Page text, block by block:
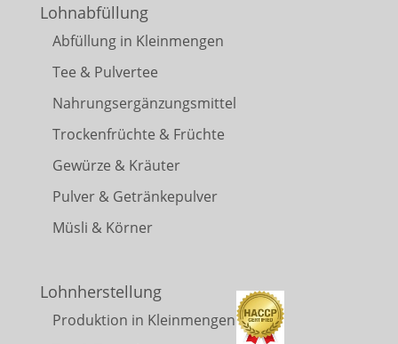
Lohnabfüllung
Abfüllung in Kleinmengen
Tee & Pulvertee
Nahrungsergänzungsmittel
Trockenfrüchte & Früchte
Gewürze & Kräuter
Pulver & Getränkepulver
Müsli & Körner
Lohnherstellung
Produktion in Kleinmengen